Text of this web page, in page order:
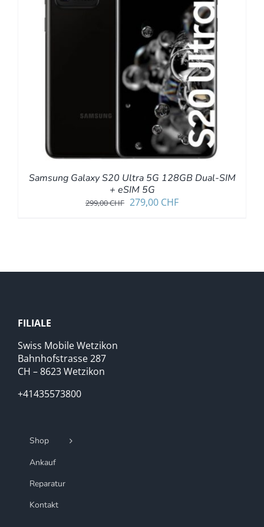
Samsung Galaxy S20 Ultra 5G 128GB Dual-SIM
+ eSIM 5G
299,00CHF Ursprünglicher
279,00 CHFAktueller
FILIALE
Swiss Mobile Wetzikon
Bahnhofstrasse 287
CH – 8623 Wetzikon
+41435573800
Shop
Ankauf
Reparatur
Kontakt